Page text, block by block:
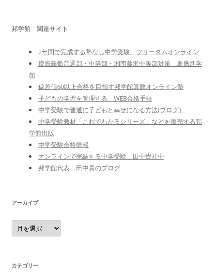
邦学館 関連サイト
2年間で完成する塾なし中学受験 フリーダムオンライン
慶應義塾普通部・中等部・湘南藤沢中等部対策 慶應進学
館
偏差値60以上合格を目指す邦学館算数オンライン塾
子どもの学習を管理する WEB合格手帳
中学受験で普通に子どもと幸せになる方法(ブログ）
中学受験教材「これでわかるシリーズ」などを販売する邦
学館出版
中学受験合格情報
オンラインで完結する中学受験 田中貴社中
邦学館代表 田中貴のブログ
アーカイブ
ア
ー
カ
カテゴリー